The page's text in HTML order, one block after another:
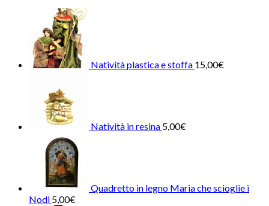
Natività plastica e stoffa 15,00€
Natività in resina 5,00€
Quadretto in legno Maria che scioglie i
Nodi 5,00€